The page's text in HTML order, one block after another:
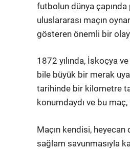
futbolun dünya
uluslararası maçın
gösteren önemli bir
1872 yılında, İskoçya
bile büyük bir merak
tarihinde bir kilometre
konumdaydı ve bu maç,
Maçın kendisi,
sağlam savunmasıyla